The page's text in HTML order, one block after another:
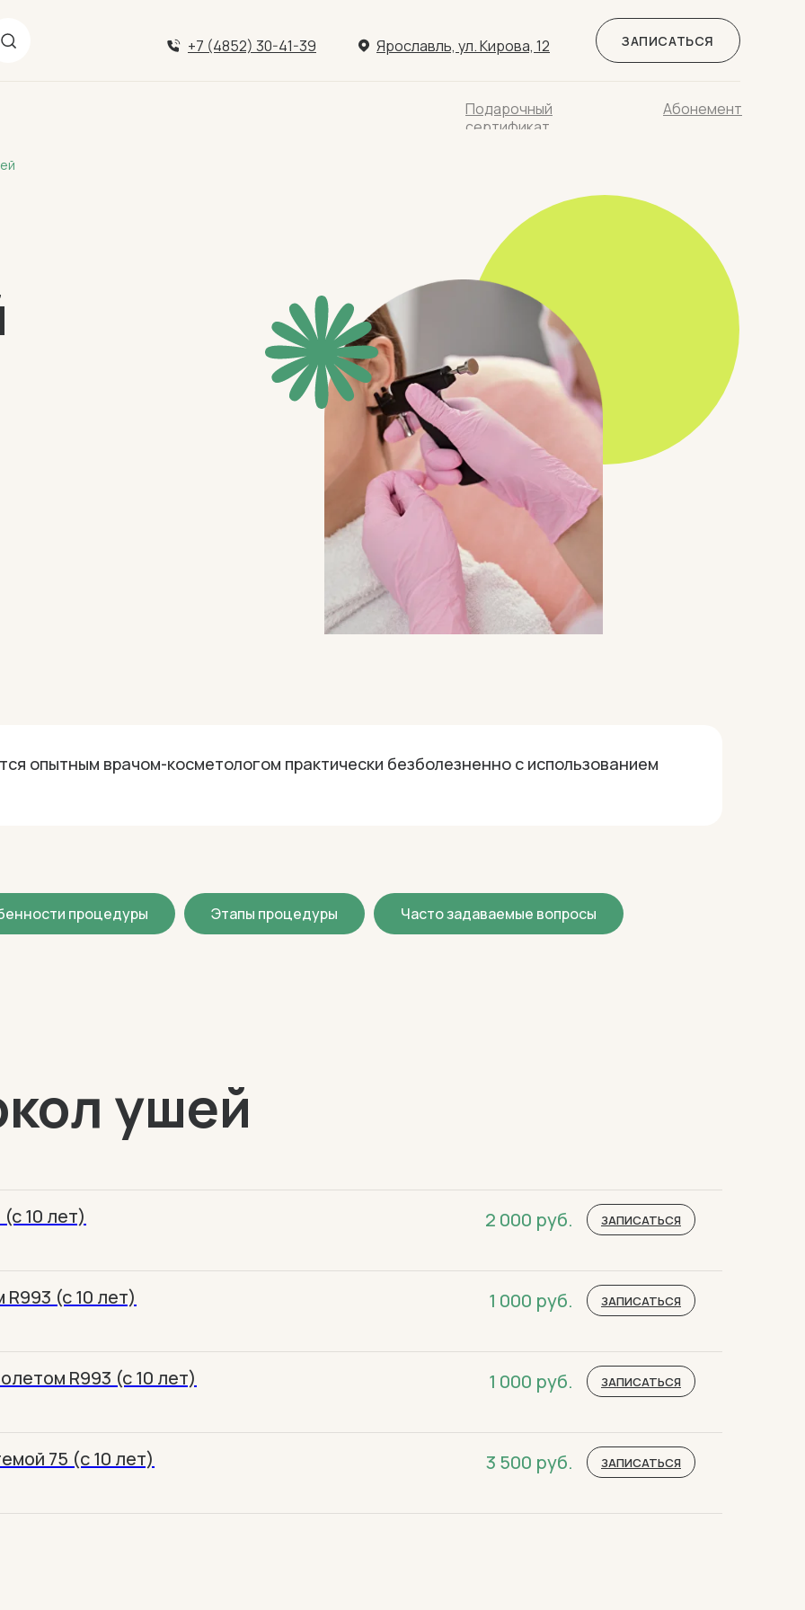
Подарочный
сертификат
Абонемент
ЗАПИСАТЬСЯ
Ярославль, ул. Кирова, 12
+7 (4852) 30-41-39
опытным врачом-косметологом практически безболезненно с использованием
процедуры Этапы процедуры Часто задаваемые вопросы
ушей
10 лет) 2 000 руб. ЗАПИСАТЬСЯ
(c 10 лет) 1 000 руб. ЗАПИСАТЬСЯ
R993 (c 10 лет) 1 000 руб. ЗАПИСАТЬСЯ
75 (c 10 лет) 3 500 руб. ЗАПИСАТЬСЯ